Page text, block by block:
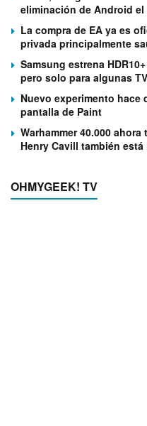
eliminación de Android
La compra de EA ya es
privada principalmente
Samsung estrena
pero solo para algunas TV
Nuevo experimento hace
pantalla de Paint
Warhammer 40.000
Henry Cavill también
OHMYGEEK! TV